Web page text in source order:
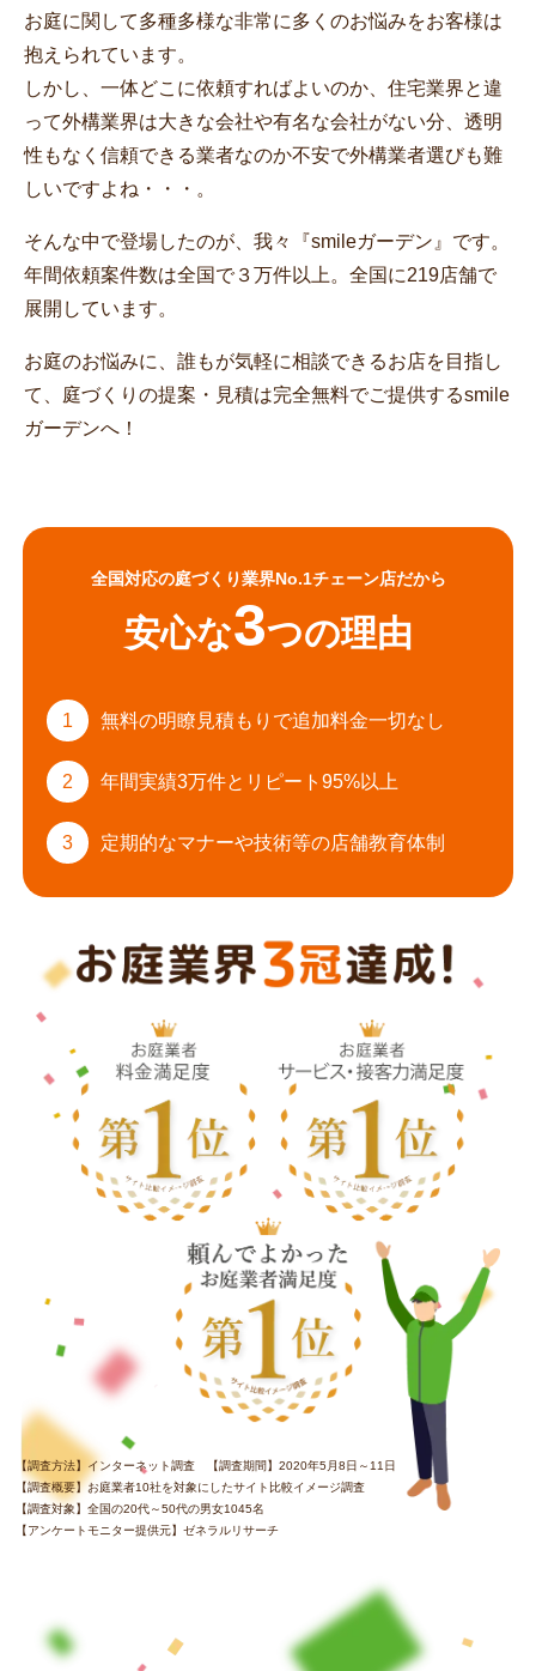
お庭に関して多種多様な非常に多くのお悩みをお客様は
抱えられています。
しかし、一体どこに依頼すればよいのか、住宅業界と違
って外構業界は大きな会社や有名な会社がない分、透明
性もなく信頼できる業者なのか不安で外構業者選びも難
しいですよね・・・。
そんな中で登場したのが、我々『smileガーデン』です。
年間依頼案件数は全国で３万件以上。全国に219店舗で
展開しています。
お庭のお悩みに、誰もが気軽に相談できるお店を目指し
て、庭づくりの提案・見積は完全無料でご提供するsmile
ガーデンへ！
全国対応の庭づくり業界No.1チェーン店だから
安心な3つの理由
1 無料の明瞭見積もりで追加料金一切なし
2 年間実績3万件と リピート95%以上
3 定期的なマナーや技術等の店舗教育体制
【調査方法】インターネット調査 【調査期間】2020年5月8日～11日
【調査概要】お庭業者10社を対象にしたサイト比較イメージ調査
【調査対象】全国の20代～50代の男女1045名
【アンケートモニター提供元】ゼネラルリサーチ